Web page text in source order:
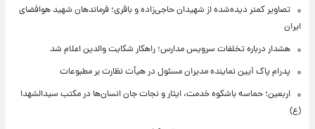
تصاویر کمتر دیده‌شده از شهیدان حاجی‌زاده و باقری؛ فرماندهان شهید هوافضای
ایران
هشدار درباره تخلفات سرویس مدارس؛ راهکار شکایت والدین اعلام شد
پدرام پاک آیین نماینده مدیران مسئول در هیأت نظارت بر مطبوعات
اربعین؛ حماسه باشکوه خدمت، ایثار و نجات جان انسان‌ها در مکتب سیدالشهدا
(ع)